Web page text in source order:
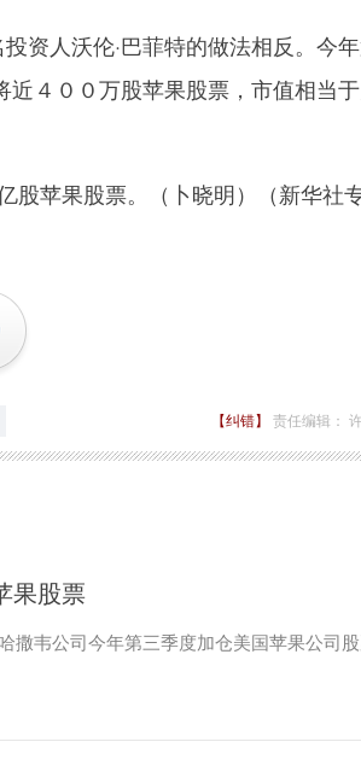
人沃伦·巴菲特的做法相反。今
近４００万股苹果股票，市值相当
苹果股票。（卜晓明）（新华社
【纠错】 责任编辑：
果股票
韦公司今年第三季度加仓美国苹果公司